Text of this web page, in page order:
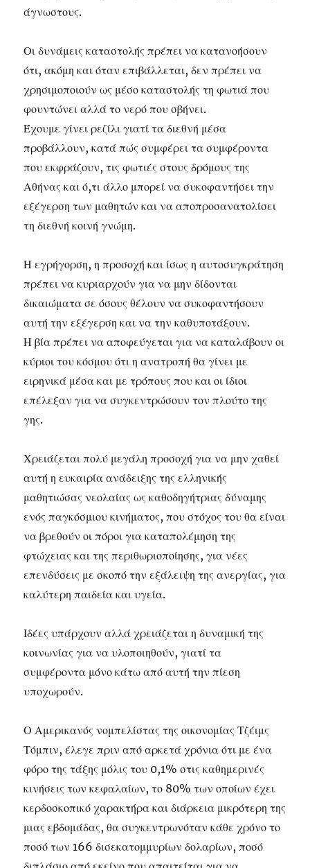
άγνωστους.
Οι δυνάμεις καταστολής πρέπει να κατανοήσουν
ότι, ακόμη και όταν επιβάλλεται, δεν πρέπει να
χρησιμοποιούν ως μέσο καταστολής τη φωτιά που
φουντώνει αλλά το νερό που σβήνει.
Έχουμε γίνει ρεζίλι γιατί τα διεθνή μέσα
προβάλλουν, κατά πώς συμφέρει τα συμφέροντα
που εκφράζουν, τις φωτιές στους δρόμους της
Αθήνας και ό,τι άλλο μπορεί να συκοφαντήσει την
εξέγερση των μαθητών και να αποπροσανατολίσει
τη διεθνή κοινή γνώμη.
Η εγρήγορση, η προσοχή και ίσως η αυτοσυγκράτηση
πρέπει να κυριαρχούν για να μην δίδονται
δικαιώματα σε όσους θέλουν να συκοφαντήσουν
αυτή την εξέγερση και να την καθυποτάξουν.
Η βία πρέπει να αποφεύγεται για να καταλάβουν οι
κύριοι του κόσμου ότι η ανατροπή θα γίνει με
ειρηνικά μέσα και με τρόπους που και οι ίδιοι
επέλεξαν για να συγκεντρώσουν τον πλούτο της
γης.
Χρειάζεται πολύ μεγάλη προσοχή για να μην χαθεί
αυτή η ευκαιρία ανάδειξης της ελληνικής
μαθητιώσας νεολαίας ως καθοδηγήτριας δύναμης
ενός παγκόσμιου κινήματος, που στόχος του θα είναι
να βρεθούν οι πόροι για καταπολέμηση της
φτώχειας και της περιθωριοποίησης, για νέες
επενδύσεις με σκοπό την εξάλειψη της ανεργίας, για
καλύτερη παιδεία και υγεία.
Ιδέες υπάρχουν αλλά χρειάζεται η δυναμική της
κοινωνίας για να υλοποιηθούν, γιατί τα
συμφέροντα μόνο κάτω από αυτή την πίεση
υποχωρούν.
Ο Αμερικανός νομπελίστας της οικονομίας Τζέιμς
Τόμπιν, έλεγε πριν από αρκετά χρόνια ότι με ένα
φόρο της τάξης μόλις του 0,1% στις καθημερινές
κινήσεις των κεφαλαίων, το 80% των οποίων έχει
κερδοσκοπικό χαρακτήρα και διάρκεια μικρότερη της
μιας εβδομάδας, θα συγκεντρωνόταν κάθε χρόνο το
ποσό των 166 δισεκατομμυρίων δολαρίων, ποσό